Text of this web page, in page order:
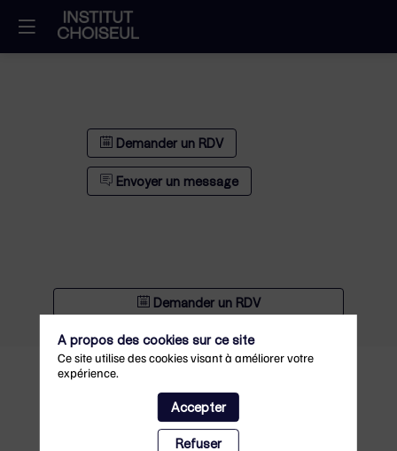
Demander un RDV
Envoyer un message
Demander un RDV
Envoyer un message
A propos des cookies sur ce site
Ce site utilise des cookies visant à améliorer votre
expérience.
Accepter
Refuser